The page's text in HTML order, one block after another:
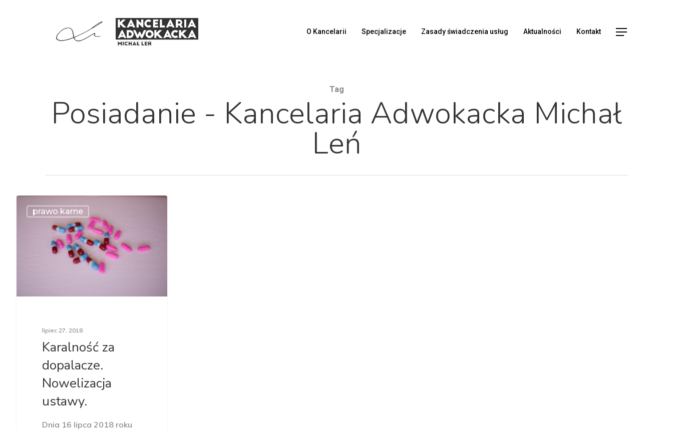
O Kancelarii Specjalizacje Zasady świadczenia usług Aktualności Kontakt
Tag
Posiadanie - Kancelaria Adwokacka Michał
Leń
prawo karne
lipiec 27, 2018
Karalność za
dopalacze.
Nowelizacja
ustawy.
Dnia 16 lipca 2018 roku